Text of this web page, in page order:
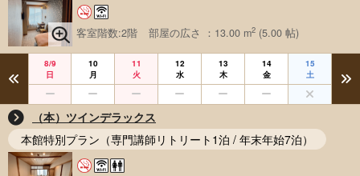
客室階数:2階 部屋の広さ ：13.00 m2 (5.00 帖)
8/9
日
10
月
11
火
12
水
13
木
14
金
15
土
（本）ツインデラックス
本館特別プラン（専門講師リトリート1泊 / 年末年始7泊）